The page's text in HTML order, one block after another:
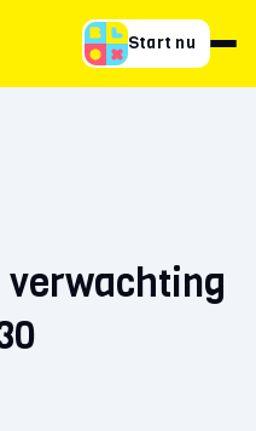
Start nu
verwachting